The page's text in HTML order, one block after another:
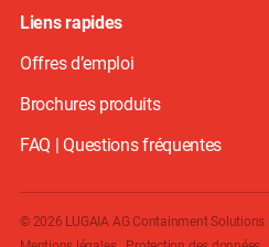
Liens rapides
Offres d’emploi
Brochures produits
FAQ | Questions fréquentes
© 2026 LUGAIA AG Containment Solutions